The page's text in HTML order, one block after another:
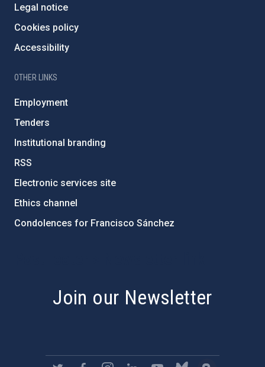
Legal notice
Cookies policy
Accessibility
OTHER LINKS
Employment
Tenders
Institutional branding
RSS
Electronic services site
Ethics channel
Condolences for Francisco Sánchez
Join our Newsletter